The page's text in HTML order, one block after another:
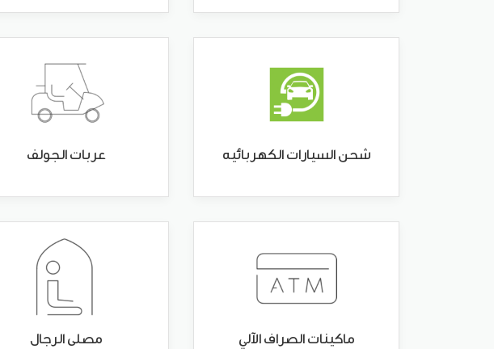
شحن السيارات الكهربائيه عربات الجولف
ماكينات الصراف الآلي مصلى الرجال